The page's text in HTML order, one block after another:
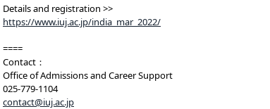
Details and registration >>
https://www.iuj.ac.jp/india_mar_2022/
====
Contact：
Office of Admissions and Career Support
025-779-1104
contact@iuj.ac.jp